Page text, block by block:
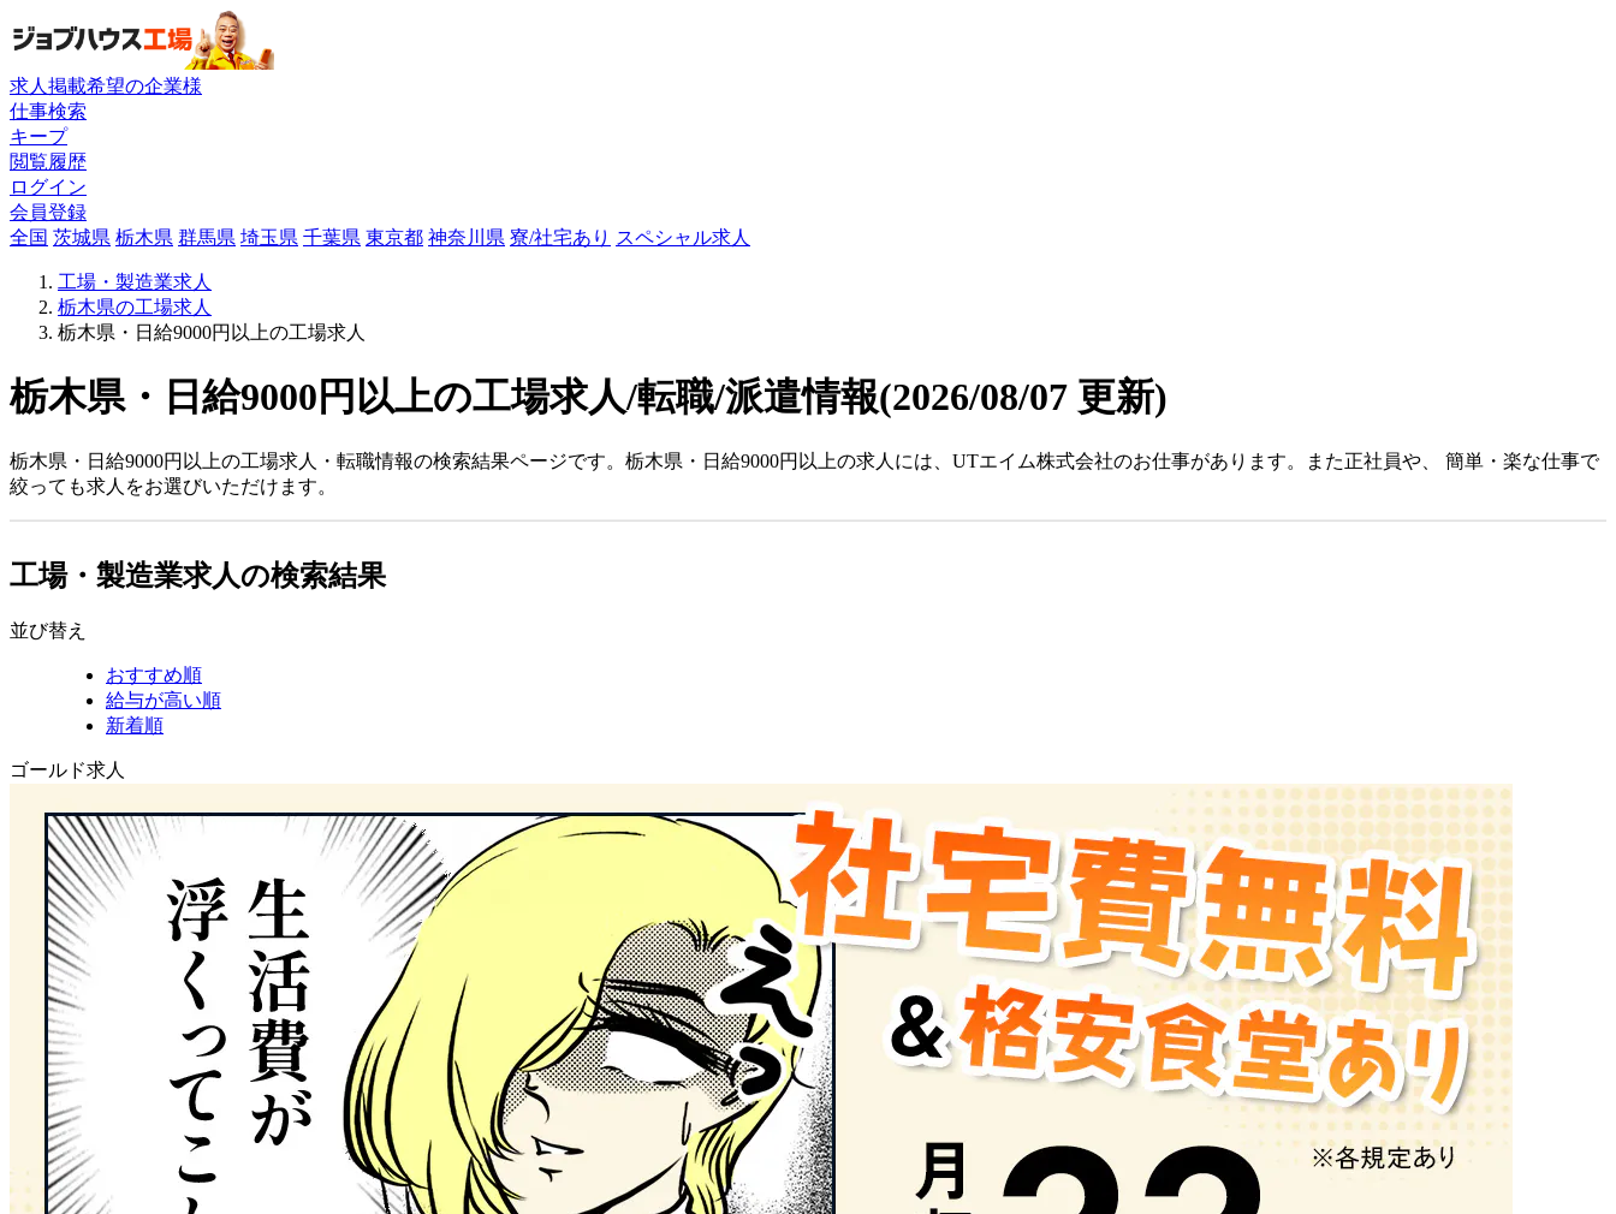
求人掲載希望の企業様
仕事検索
キープ
閲覧履歴
ログイン
会員登録
全国 茨城県 栃木県 群馬県 埼玉県 千葉県 東京都 神奈川県 寮/社宅あり スペシャル求人
工場・製造業求人
栃木県の工場求人
栃木県・日給9000円以上の工場求人
栃木県・日給9000円以上の工場求人/転職/派遣情報(2026/08/07 更新)
栃木県・日給9000円以上の工場求人・転職情報の検索結果ページです。栃木県・日給9000円以上の求人には、UTエイム株式会社のお仕事があります。また正社員や、 簡単・楽な仕事で
絞っても求人をお選びいただけます。
工場・製造業求人の検索結果
並び替え
おすすめ順
給与が高い順
新着順
ゴールド求人